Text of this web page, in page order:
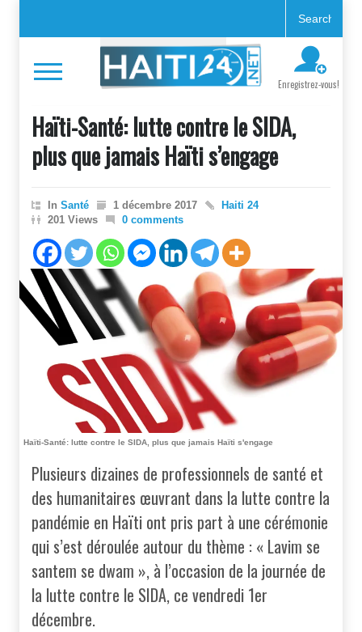
Enregistrez-vous!
Haïti-Santé: lutte contre le SIDA,
plus que jamais Haïti s’engage
In Santé 1 décembre 2017
Haiti 24
201 Views
0 comments
Haïti-Santé: lutte contre le SIDA, plus que jamais Haïti s'engage
Plusieurs dizaines de professionnels de santé et
des humanitaires œuvrant dans la lutte contre la
pandémie en Haïti ont pris part à une cérémonie
qui s’est déroulée autour du thème : « Lavim se
santem se dwam », à l’occasion de la journée de
la lutte contre le SIDA, ce vendredi 1er
décembre.